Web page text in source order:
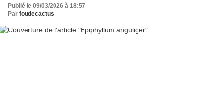
Publié le 09/03/2026 à 18:57
Par foudecactus